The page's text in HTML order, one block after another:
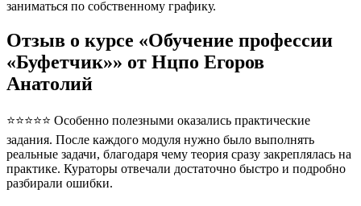
заниматься по собственному графику.
Отзыв о курсе «Обучение профессии
«Буфетчик»» от Нцпо Егоров
Анатолий
⭐⭐⭐⭐⭐ Особенно полезными оказались практические
задания. После каждого модуля нужно было выполнять
реальные задачи, благодаря чему теория сразу закреплялась на
практике. Кураторы отвечали достаточно быстро и подробно
разбирали ошибки.